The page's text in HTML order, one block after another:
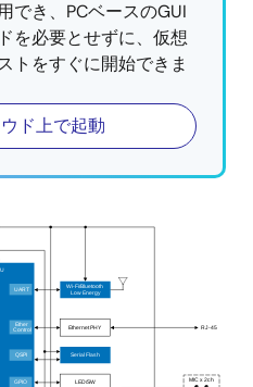
載したオーディオコーデ
に対応しています。
クラウド、FreeRTOS接
り、迅速なシステム開発
でき、PCベースのGUI
を必要とせずに、仮想
トをすぐに開始できま
ド上で起動
MIC x 2ch
RJ-45
UART
GPIO
QSPI
Ether
Control
Wi-Fi/Bluetooth
Low Energy
Serial Flash
LED/SW
Ethernet PHY